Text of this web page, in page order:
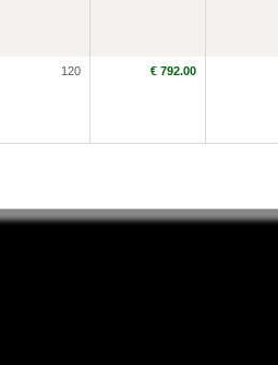
120 € 792.00